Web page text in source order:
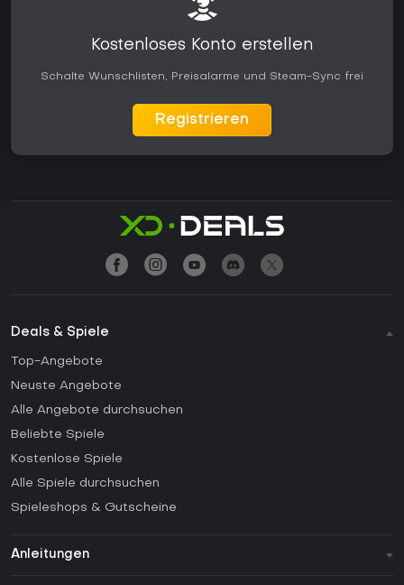
Kostenloses Konto erstellen
Schalte Wunschlisten, Preisalarme und Steam-Sync frei
Registrieren
Deals & Spiele
Top-Angebote
Neuste Angebote
Alle Angebote durchsuchen
Beliebte Spiele
Kostenlose Spiele
Alle Spiele durchsuchen
Spieleshops & Gutscheine
Anleitungen